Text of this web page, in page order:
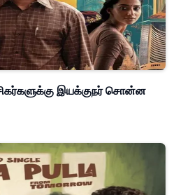
இயக்குநர் சொன்ன